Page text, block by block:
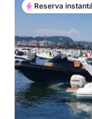
Reserva